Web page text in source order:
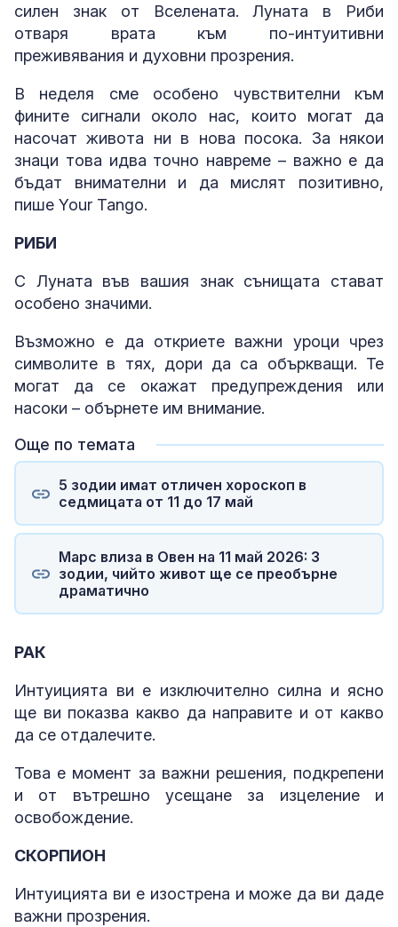
силен знак от Вселената. Луната в Риби
отваря врата към по-интуитивни
преживявания и духовни прозрения.
В неделя сме особено чувствителни към
фините сигнали около нас, които могат да
насочат живота ни в нова посока. За някои
знаци това идва точно навреме – важно е да
бъдат внимателни и да мислят позитивно,
пише Your Tango.
РИБИ
С Луната във вашия знак сънищата стават
особено значими.
Възможно е да откриете важни уроци чрез
символите в тях, дори да са объркващи. Те
могат да се окажат предупреждения или
насоки – обърнете им внимание.
Още по темата
5 зодии имат отличен хороскоп в
седмицата от 11 до 17 май
Марс влиза в Овен на 11 май 2026: 3
зодии, чийто живот ще се преобърне
драматично
РАК
Интуицията ви е изключително силна и ясно
ще ви показва какво да направите и от какво
да се отдалечите.
Това е момент за важни решения, подкрепени
и от вътрешно усещане за изцеление и
освобождение.
СКОРПИОН
Интуицията ви е изострена и може да ви даде
важни прозрения.